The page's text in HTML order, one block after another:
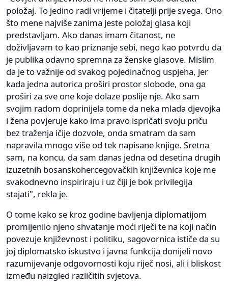
položaj. To jedino radi vrijeme i čitatelji prije svega. Ono
što mene najviše zanima jeste položaj glasa koji
predstavljam. Ako danas imam čitanost, ne
doživljavam to kao priznanje sebi, nego kao potvrdu da
je publika odavno spremna za ženske glasove. Mislim
da je to važnije od svakog pojedinačnog uspjeha, jer
kada jedna autorica proširi prostor slobode, ona ga
proširi za sve one koje dolaze poslije nje. Ako sam
svojim radom doprinijela tome da neka mlada djevojka
i žena povjeruje kako ima pravo ispričati svoju priču
bez traženja ičije dozvole, onda smatram da sam
napravila mnogo više od tek napisane knjige. Sretna
sam, na koncu, da sam danas jedna od desetina drugih
izuzetnih bosanskohercegovačkih književnica koje me
svakodnevno inspiriraju i uz čiji je bok privilegija
stajati", rekla je.
O tome kako se kroz godine bavljenja diplomatijom
promijenilo njeno shvatanje moći riječi te na koji način
povezuje književnost i politiku, sagovornica ističe da su
joj diplomatsko iskustvo i javna funkcija donijeli novo
razumijevanje odgovornosti koju riječ nosi, ali i bliskost
između naizgled različitih svjetova.